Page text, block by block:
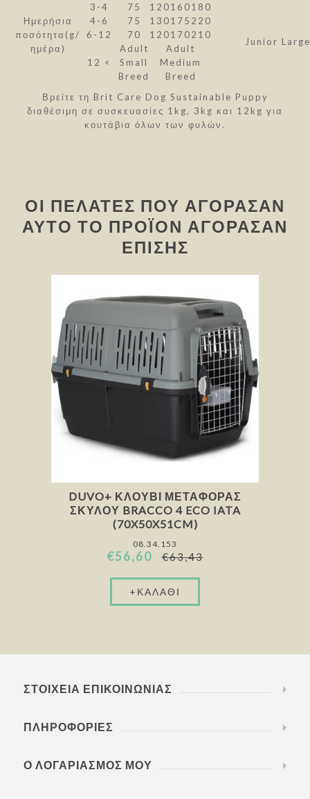
Ημερήσια
ποσότητα(g/
ημέρα)
3-4
75 120160180
Junior
4-6 75 130175 220
6-12
70 120170210
12 <
Adult
Small
Breed
Adult
Medium
Breed
Βρείτε τη Brit Care Dog Sustainable Puppy
διαθέσιμη σε συσκευασίες 1kg, 3kg και 12kg για
κουτάβια όλων των φυλών.
ΟΙ ΠΕΛΆΤΕΣ ΠΟΥ ΑΓΌΡΑΣΑΝ
ΑΥΤΌ ΤΟ ΠΡΟΪΌΝ ΑΓΌΡΑΣΑΝ
ΕΠΊΣΗΣ
DUVO+ ΚΛΟΥΒΊ ΜΕΤΑΦΟΡΆΣ
ΣΚΎΛΟΥ BRACCO 4 ECO IATA
(70X50X51CM)
08.34.153
€56,60 €63,43
ΣΤΟΙΧΕΊΑ ΕΠΙΚΟΙΝΩΝΊΑΣ
ΠΛΗΡΟΦΟΡΊΕΣ
Ο ΛΟΓΑΡΙΑΣΜΌΣ ΜΟΥ